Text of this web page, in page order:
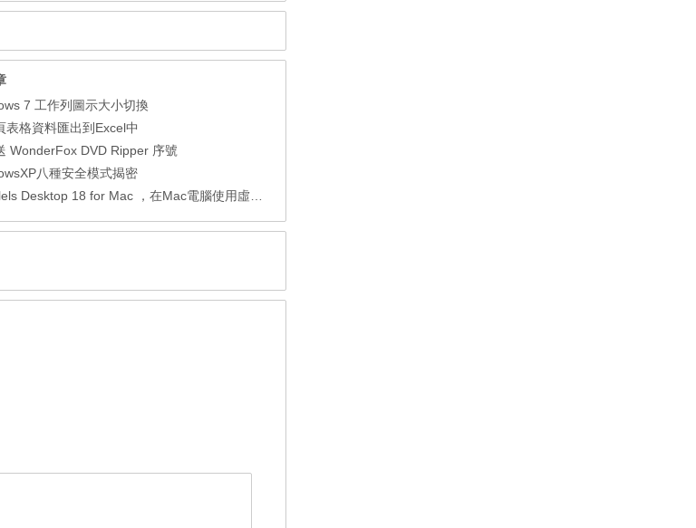
7 工作列圖示大小切換
表格資料匯出到Excel中
WonderFox DVD Ripper 序號
八種安全模式揭密
Desktop 18 for Mac ，在Mac電腦使用虛擬機器軟體